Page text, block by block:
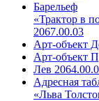
Барельеф
«Трактор в
2067.00.03
Арт-объект
Арт-объект
Лев
Адресная
«Льва